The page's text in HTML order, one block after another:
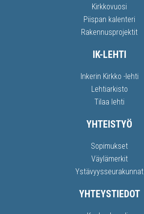
Kirkkovuosi
Piispan kalenteri
Rakennusprojektit
IK-LEHTI
Inkerin Kirkko -lehti
Lehtiarkisto
Tilaa lehti
YHTEISTYÖ
Sopimukset
Väylämerkit
Ystävyysseurakunnat
YHTEYSTIEDOT